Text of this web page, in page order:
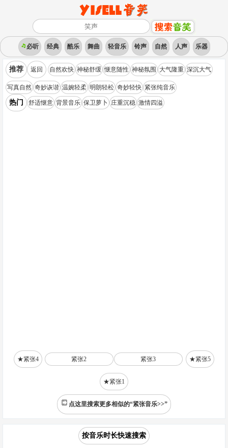
必听 经典 酷乐 舞曲 轻音乐 铃声 自然 人声 乐器
推荐 返回 自然欢快 神秘舒缓 惬意随性 神秘氛围 大气隆重 深沉大气
写真自然 奇妙诙谐 温婉轻柔 明朗轻松 奇妙轻快 紧张纯音乐
热门 舒适惬意 背景音乐 保卫萝卜 庄重沉稳 激情四溢
★紧张4 紧张2 紧张3 ★紧张5
★紧张1
点这里搜索更多相似的“紧张音乐>>”
按音乐时长快速搜索